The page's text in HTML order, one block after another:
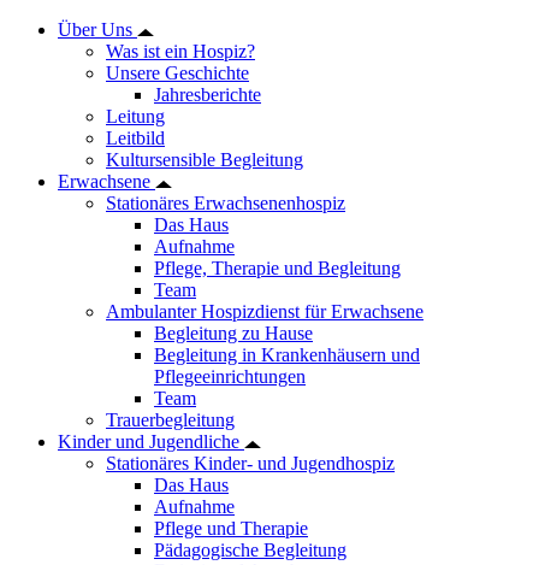
Über Uns
Was ist ein Hospiz?
Unsere Geschichte
Jahresberichte
Leitung
Leitbild
Kultursensible Begleitung
Erwachsene
Stationäres Erwachsenenhospiz
Das Haus
Aufnahme
Pflege, Therapie und Begleitung
Team
Ambulanter Hospizdienst für Erwachsene
Begleitung zu Hause
Begleitung in Krankenhäusern und
Pflegeeinrichtungen
Team
Trauerbegleitung
Kinder und Jugendliche
Stationäres Kinder- und Jugendhospiz
Das Haus
Aufnahme
Pflege und Therapie
Pädagogische Begleitung